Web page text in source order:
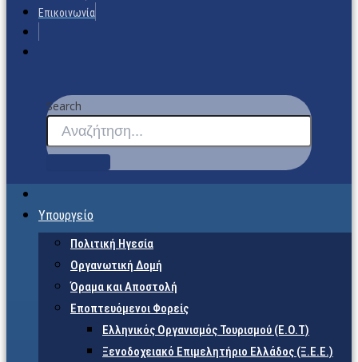
Επικοινωνία
Search
Υπουργείο
Πολιτική Ηγεσία
Οργανωτική Δομή
Όραμα και Αποστολή
Εποπτευόμενοι Φορείς
Eλληνικός Οργανισμός Τουρισμού (Ε.Ο.Τ)
Ξενοδοχειακό Επιμελητήριο Ελλάδος (Ξ.Ε.Ε.)